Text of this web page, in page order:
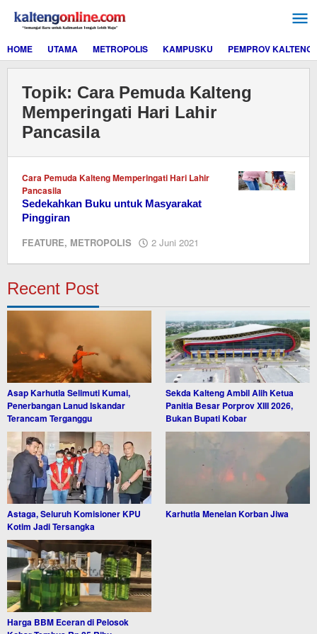
konten
HOME
UTAMA METROPOLIS KAMPUSKU PEMPROV KALTENG
Topik: Cara Pemuda Kalteng
Memperingati Hari Lahir
Pancasila
Cara Pemuda Kalteng Memperingati Hari Lahir
Pancasila
Sedekahkan Buku untuk Masyarakat
Pinggiran
FEATURE, METROPOLIS 2 Juni 2021
kaltengonline.com
Recent Post
Asap Karhutla Selimuti Kumai,
Penerbangan Lanud Iskandar
Terancam Terganggu
Sekda Kalteng Ambil Alih Ketua
Panitia Besar Porprov XIII 2026,
Bukan Bupati Kobar
Astaga, Seluruh Komisioner KPU
Kotim Jadi Tersangka
Karhutla Menelan Korban Jiwa
Harga BBM Eceran di Pelosok